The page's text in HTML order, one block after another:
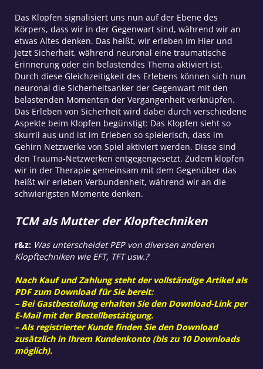
Das Klopfen signalisiert uns nun auf der Ebene des
Körpers, dass wir in der Gegenwart sind, während wir an
etwas Altes denken. Das heißt, wir erleben im Hier und
Jetzt Sicherheit, während neuronal eine traumatische
Erinnerung oder ein belastendes Thema aktiviert ist.
Durch diese Gleichzeitigkeit des Erlebens können sich nun
neuronal die Sicherheitsanker der Gegenwart mit den
belastenden Momenten der Vergangenheit verknüpfen.
Das Erleben von Sicherheit wird dabei durch verschiedene
Aspekte beim Klopfen begünstigt: Das Klopfen sieht so
skurril aus und ist im Erleben so spielerisch, dass im
Gehirn Netzwerke von Spiel aktiviert werden. Diese sind
den Trauma-Netzwerken entgegengesetzt. Zudem klopfen
wir in der Therapie gemeinsam mit dem Gegenüber das
heißt wir erleben Verbundenheit, während wir an die
schwierigsten Momente denken.
TCM als Mutter der Klopftechniken
r&z: Was unterscheidet PEP von diversen anderen
Klopftechniken wie EFT, TFT usw.?
Nach Kauf und Zahlung steht der vollständige Artikel als
PDF zum Download für Sie bereit:
– Bei Gastbestellung erhalten Sie den Download-Link per
E-Mail mit der Bestellbestätigung.
– Als registrierter Kunde finden Sie den Download
zusätzlich in Ihrem Kundenkonto (bis zu 10 Downloads
möglich).